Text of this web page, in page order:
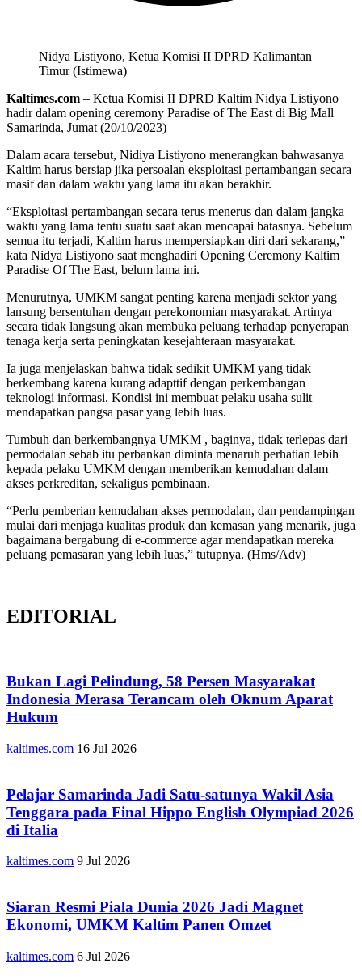
Nidya Listiyono, Ketua Komisi II DPRD Kalimantan
Timur (Istimewa)
Kaltimes.com – Ketua Komisi II DPRD Kaltim Nidya Listiyono
hadir dalam opening ceremony Paradise of The East di Big Mall
Samarinda, Jumat (20/10/2023)
Dalam acara tersebut, Nidiya Listiyono menerangkan bahwasanya
Kaltim harus bersiap jika persoalan eksploitasi pertambangan secara
masif dan dalam waktu yang lama itu akan berakhir.
“Eksploitasi pertambangan secara terus menerus dan dalam jangka
waktu yang lama tentu suatu saat akan mencapai batasnya. Sebelum
semua itu terjadi, Kaltim harus mempersiapkan diri dari sekarang,”
kata Nidya Listiyono saat menghadiri Opening Ceremony Kaltim
Paradise Of The East, belum lama ini.
Menurutnya, UMKM sangat penting karena menjadi sektor yang
lansung bersentuhan dengan perekonomian masyarakat. Artinya
secara tidak langsung akan membuka peluang terhadap penyerapan
tenaga kerja serta peningkatan kesejahteraan masyarakat.
Ia juga menjelaskan bahwa tidak sedikit UMKM yang tidak
berkembang karena kurang adapttif dengan perkembangan
teknologi informasi. Kondisi ini membuat pelaku usaha sulit
mendapatkan pangsa pasar yang lebih luas.
Tumbuh dan berkembangnya UMKM , baginya, tidak terlepas dari
permodalan sebab itu perbankan diminta menaruh perhatian lebih
kepada pelaku UMKM dengan memberikan kemudahan dalam
akses perkreditan, sekaligus pembinaan.
“Perlu pemberian kemudahan akses permodalan, dan pendampingan
mulai dari menjaga kualitas produk dan kemasan yang menarik, juga
bagaimana bergabung di e-commerce agar mendapatkan mereka
peluang pemasaran yang lebih luas,” tutupnya. (Hms/Adv)
EDITORIAL
Bukan Lagi Pelindung, 58 Persen Masyarakat
Indonesia Merasa Terancam oleh Oknum Aparat
Hukum
kaltimes.com 16 Jul 2026
Pelajar Samarinda Jadi Satu-satunya Wakil Asia
Tenggara pada Final Hippo English Olympiad 2026
di Italia
kaltimes.com 9 Jul 2026
Siaran Resmi Piala Dunia 2026 Jadi Magnet
Ekonomi, UMKM Kaltim Panen Omzet
kaltimes.com 6 Jul 2026